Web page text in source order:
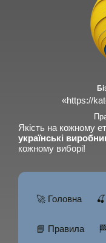
«https://
Якість на кожному
українські
кожному виборі!
🚀 Головна
📘 Правила